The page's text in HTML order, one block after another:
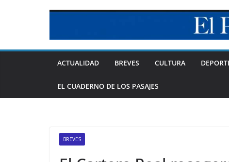
ACTUALIDAD BREVES CULTURA
EL CUADERNO DE LOS PASAJES
BREVES